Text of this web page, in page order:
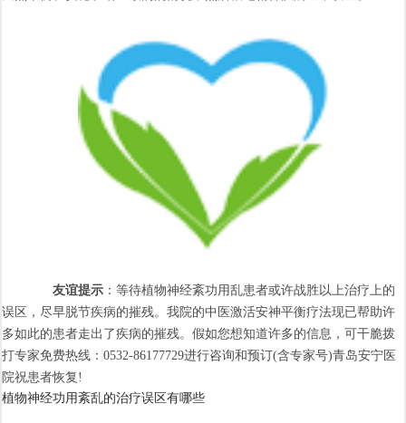
友谊提示 ：等待植物神经紊功用乱患者或许战胜以上治疗上的
误区，尽早脱节疾病的摧残。我院的中医激活安神平衡疗法现已帮助许
多如此的患者走出了疾病的摧残。假如您想知道许多的信息，可干脆拨
打专家免费热线：0532-86177729进行咨询和预订(含专家号)青岛安宁医
院祝患者恢复!
植物神经功用紊乱的治疗误区有哪些